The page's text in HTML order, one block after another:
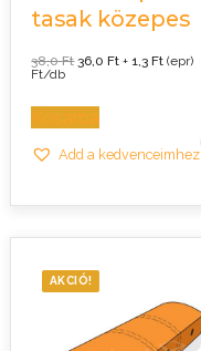
tasak közepes
38,0FtOriginal
price
36,0FtCurrent
price
+ 1,3Ft (epr)
Ft/db
Kosárba
Add a kedvenceimhez
AKCIÓ!